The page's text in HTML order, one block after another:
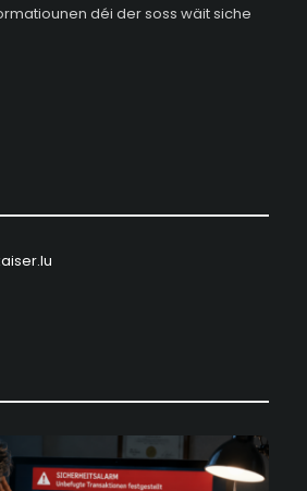
déi der soss wäit siche